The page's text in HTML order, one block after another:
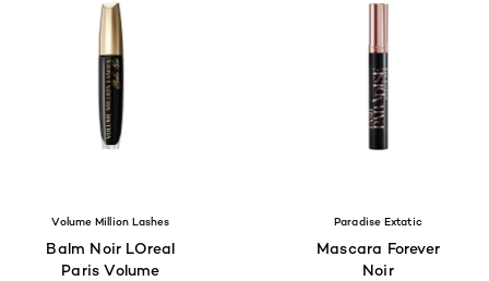
Volume Million Lashes
Balm Noir LOreal
Paris Volume
Paradise Extatic
Mascara Forever
Noir